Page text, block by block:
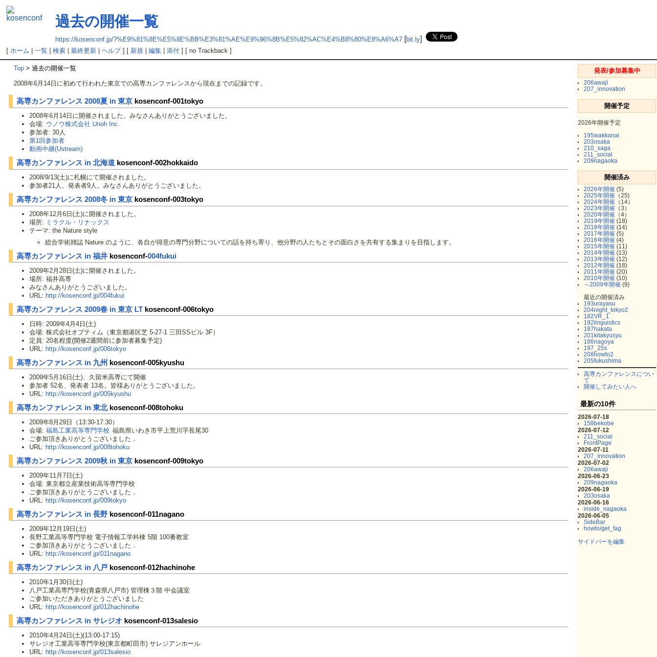
過去の開催一覧
https://kosenconf.jp/?%E9%81%8E%E5%8E%BB%E3%81%AE%E9%96%8B%E5%82%AC%E4%B8%80%E8%A6%A7 [bit.ly]
[ホーム |一覧 |検索 |最終更新 |ヘルプ] [ 新規 |編集 |添付 ] [ no Trackback ]
Top > 過去の開催一覧
2008年6月14日に初めて行われた東京での高専カンファレンスから現在までの記録です。
高専カンファレンス 2008夏 in 東京kosenconf-001tokyo
2008年6月14日に開催されました。みなさんありがとうございました。
会場: ウノウ株式会社 Unoh Inc.
参加者: 30人
第1回参加者
動画中継(Ustream)
高専カンファレンス in 北海道kosenconf-002hokkaido
2008/9/13(土)に札幌にて開催されました。
参加者21人、発表者9人。みなさんありがとうございました。
高専カンファレンス 2008冬 in 東京kosenconf-003tokyo
2008年12月6日(土)に開催されました。
場所: ミラクル・リナックス
テーマ: the Nature style
総合学術雑誌 Nature のように、各自が得意の専門分野についての話を持ち寄り、他分野の人たちとその面白さを共有する集まりを目指します。
高専カンファレンス in 福井kosenconf-004fukui
2009年2月28日(土)に開催されました。
場所: 福井高専
みなさんありがとうございました。
URL: http://kosenconf.jp/004fukui
高専カンファレンス 2009春 in 東京 LTkosenconf-006tokyo
日時: 2009年4月4日(土)
会場: 株式会社オプティム（東京都港区芝 5-27-1 三田SSビル 3F）
定員: 20名程度(開催2週間前に参加者募集予定)
URL: http://kosenconf.jp/006tokyo
高専カンファレンス in 九州 kosenconf-005kyushu
2009年5月16日(土)、久留米高専にて開催
参加者 52名、発表者 13名。皆様ありがとうございました。
URL: http://kosenconf.jp/005kyushu
高専カンファレンス in 東北kosenconf-008tohoku
2009年8月29日（13:30-17:30）
会場: 福島工業高等専門学校 福島県いわき市平上荒川字長尾30
ご参加頂きありがとうございました．
URL: http://kosenconf.jp/008tohoku
高専カンファレンス 2009秋 in 東京kosenconf-009tokyo
2009年11月7日(土)
会場: 東京都立産業技術高等専門学校
ご参加頂きありがとうございました．
URL: http://kosenconf.jp/009tokyo
高専カンファレンス in 長野kosenconf-011nagano
2009年12月19日(土)
長野工業高等専門学校 電子情報工学科棟 5階 100番教室
ご参加頂きありがとうございました．
URL: http://kosenconf.jp/011nagano
高専カンファレンス in 八戸kosenconf-012hachinohe
2010年1月30日(土)
八戸工業高専門学校(青森県八戸市) 管理棟３階 中会議室
ご参加いただきありがとうございました
URL: http://kosenconf.jp/012hachinohe
高専カンファレンス in サレジオ kosenconf-013salesio
2010年4月24日(土)(13:00-17:15)
サレジオ工業高等専門学校(東京都町田市) サレジアンホール
URL: http://kosenconf.jp/013salesio
発表/参加募集中
206awaji
207_innovation
開催予定
2026年開催予定
195wakkanai
203osaka
210_saga
211_social
209nagaoka
開催済み
2026年開催 (5)
2025年開催 （25)
2024年開催 （14）
2023年開催 （3）
2020年開催 （4）
2019年開催 (18)
2018年開催 (14)
2017年開催 (5)
2016年開催 (4)
2015年開催 (11)
2014年開催 (13)
2013年開催 (12)
2012年開催 (18)
2011年開催 (20)
2010年開催 (10)
～2009年開催 (9)
最近の開催済み
193urayasu
204night_tokyo2
182VR_1
192linguistics
187hakata
201kitakyusyu
186nagoya
197_25s
208howto2
205fukushima
高専カンファレンスについ
て
開催してみたい人へ
最新の10件
2026-07-18
158bekobe
2026-07-12
211_social
FrontPage
2026-07-11
207_innovation
2026-07-02
206awaji
2026-06-23
209nagaoka
2026-06-19
203osaka
2026-06-16
inside_nagaoka
2026-06-05
SideBar
howto/get_tag
サイドバーを編集